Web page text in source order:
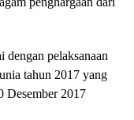
dengan pelaksanaan
tahun 2017 yang
Desember 2017